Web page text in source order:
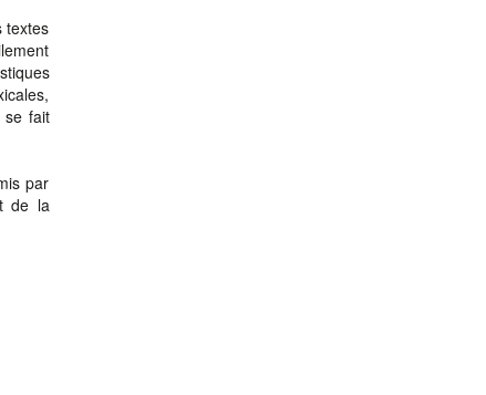
textes
se fait
par
de la